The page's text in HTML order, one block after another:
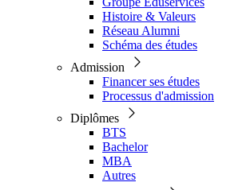
Histoire & Valeurs
Réseau Alumni
Schéma des études
Admission
Financer ses études
Processus d'admission
Diplômes
BTS
Bachelor
MBA
Autres